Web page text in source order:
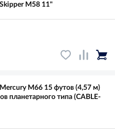
M58 11"
M66 15 футов (4,57 м)
планетарного типа (CABLE-